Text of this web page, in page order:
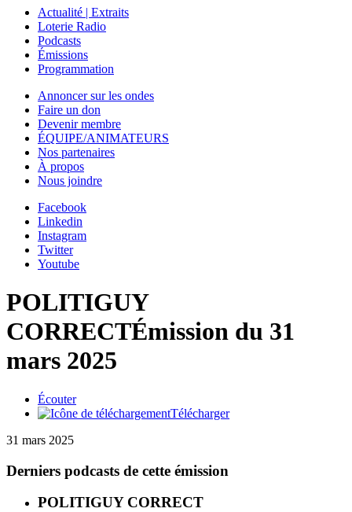
Actualité | Extraits
Loterie Radio
Podcasts
Émissions
Programmation
Annoncer sur les ondes
Faire un don
Devenir membre
ÉQUIPE/ANIMATEURS
Nos partenaires
À propos
Nous joindre
Facebook
Linkedin
Instagram
Twitter
Youtube
POLITIGUY
CORRECTÉmission du 31
mars 2025
Écouter
Télécharger
31 mars 2025
Derniers podcasts de cette émission
POLITIGUY CORRECT